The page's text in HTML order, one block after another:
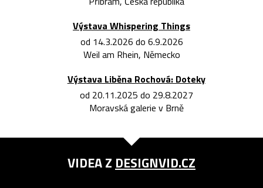
Výstava Whispering Things
od 14.3.2026 do 6.9.2026
Weil am Rhein, Německo
Výstava Liběna Rochová: Doteky
od 20.11.2025 do 29.8.2027
Moravská galerie v Brně
VIDEA Z DESIGNVID.CZ